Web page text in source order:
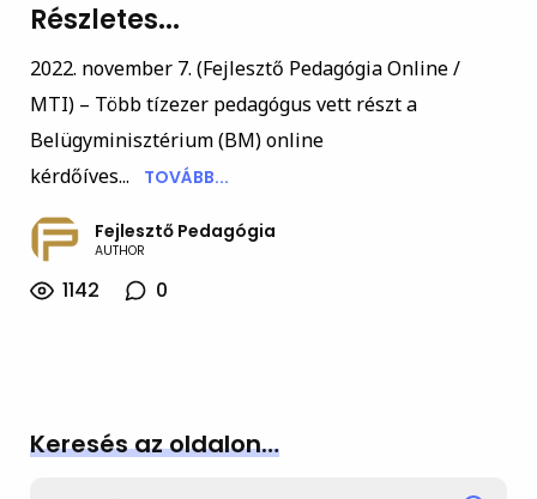
Részletes...
2022. november 7. (Fejlesztő Pedagógia Online /
MTI) – Több tízezer pedagógus vett részt a
Belügyminisztérium (BM) online
kérdőíves...
TOVÁBB...
Fejlesztő Pedagógia
AUTHOR
1142 0
Keresés az oldalon…